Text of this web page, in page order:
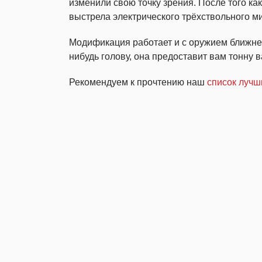
изменили свою точку зрения. После того
выстрела электрического трёхствольного
Модификация работает и с оружием
нибудь голову, она предоставит вам тонну
Рекомендуем к прочтению наш список